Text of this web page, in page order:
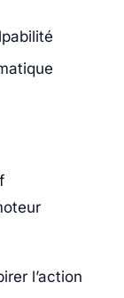
l’action